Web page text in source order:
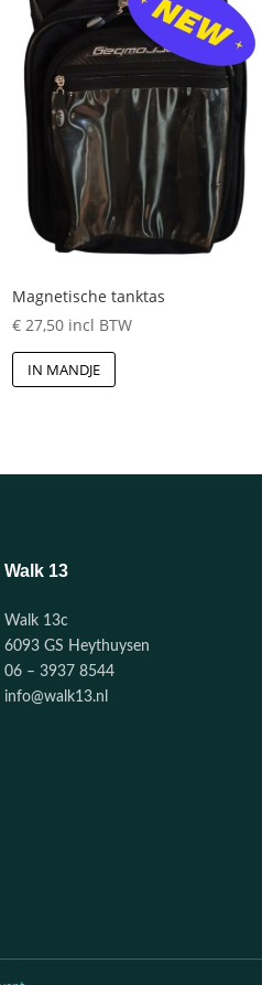
Magnetische tanktas
€27,50 incl BTW
IN MANDJE
Walk 13
Walk 13c
6093 GS Heythuysen
06 – 3937 8544
info@walk13.nl